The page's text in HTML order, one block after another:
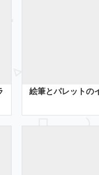
絵筆とパレットの